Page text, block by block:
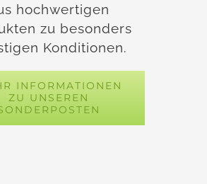
hochwertigen
zu besonders
Konditionen.
INFORMATIONEN
ZU UNSEREN